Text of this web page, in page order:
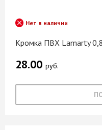
Кромка ПВХ Lamarty
Нет в наличии
28.00 руб.